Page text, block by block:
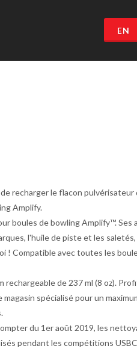
EN
recharger le flacon pulvérisateur
Amplify.
boules de bowling Amplify™. Ses
l'huile de piste et les
! Compatible avec toutes les
de 237 ml (8 oz).
spécialisé pour un
du 1er août 2019, les
pendant les compétitions